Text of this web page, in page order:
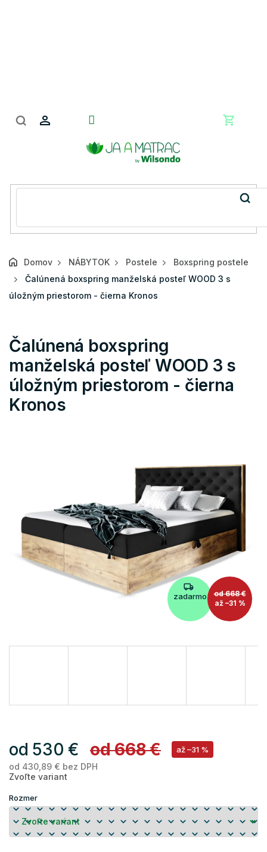
Domov NÁBYTOK Postele
Boxspring postele
Čalúnená boxspring manželská posteľ WOOD 3 s
úložným priestorom - čierna Kronos
Čalúnená boxspring
manželská posteľ WOOD 3 s
úložným priestorom - čierna
Kronos
zadarmo
od 668 €
až –31 %
od 668 € až –31 %
od 530 €
od 430,89 € bez DPH
Zvoľte variant
Rozmer